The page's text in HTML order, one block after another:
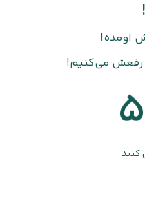
اومده!
رفعش می‌کنیم!
کنید